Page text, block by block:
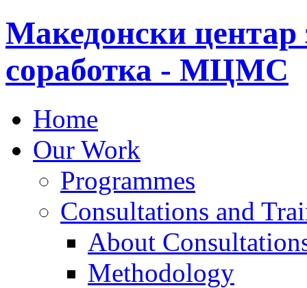
Македонски центар
соработка - МЦМС
Home
Our Work
Programmes
Consultations and
About
Methodology